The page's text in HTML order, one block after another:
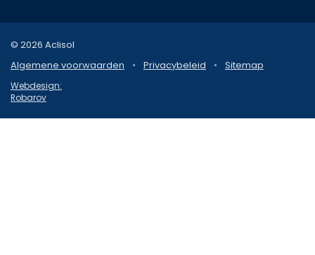
© 2026 Aclisol
Algemene voorwaarden
• Privacybeleid • Sitemap
Webdesign:
Robarov